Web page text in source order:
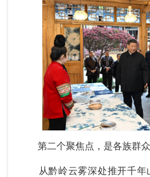
第二个聚焦点，是各族群众
从黔岭云雾深处推开千年